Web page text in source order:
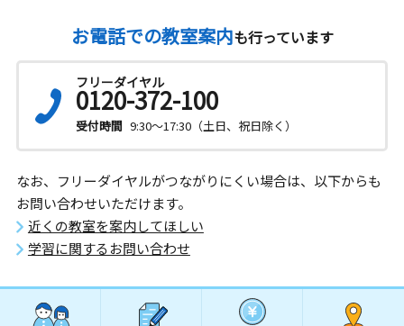
お電話での教室案内も行っています
フリーダイヤル
0120-372-100
受付時間 9:30～17:30（土日、祝日除く）
なお、フリーダイヤルがつながりにくい場合は、以下からも
お問い合わせいただけます。
近くの教室を案内してほしい
学習に関するお問い合わせ